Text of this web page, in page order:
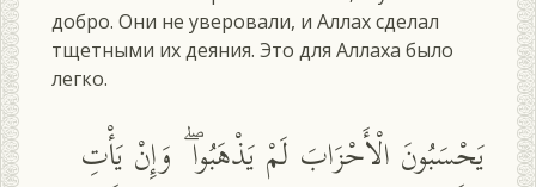
добро. Они не уверовали, и Аллах сделал
тщетными их деяния. Это для Аллаха было
легко.
يَحْسَبُونَ الْأَحْزَابَ لَمْ يَذْهَبُوا ۖ وَإِنْ يَأْتِ